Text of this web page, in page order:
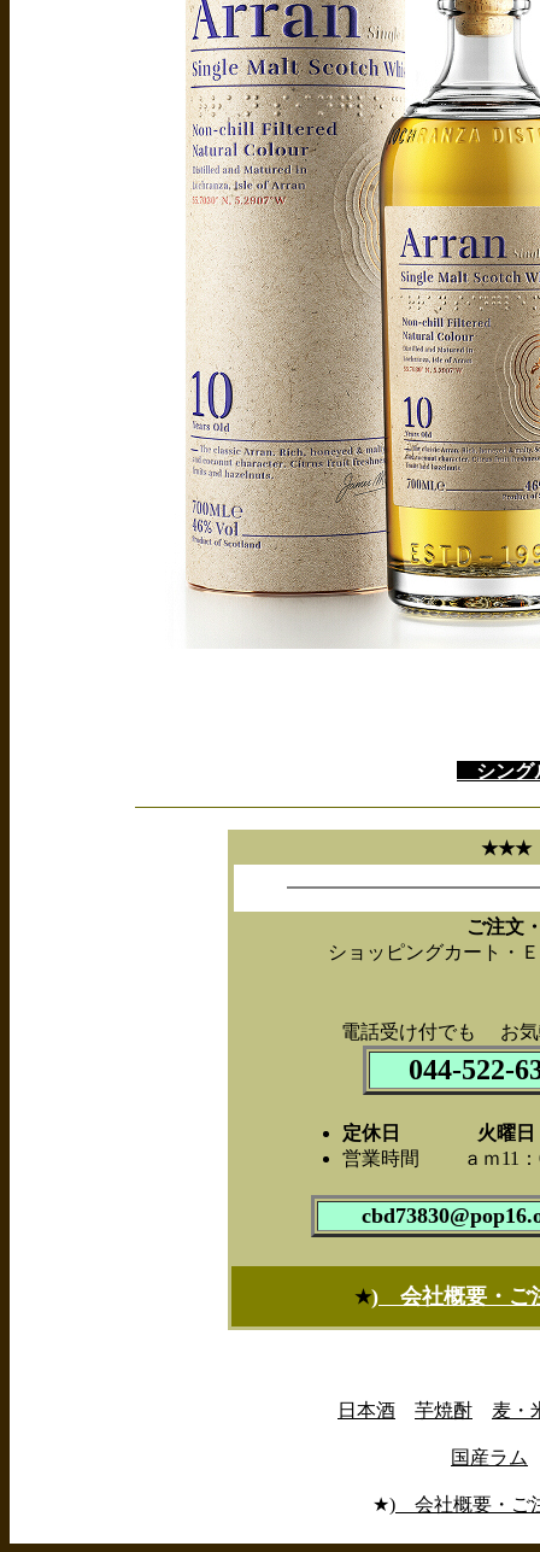
シング
ご注文
ショッピングカート・
電話受け付でも お気
044-522-
定休日 火曜日
営業時間 ａｍ11：
★) 会社概要・ご
日本酒 芋焼酎 麦・
国産ラム
★) 会社概要・ご